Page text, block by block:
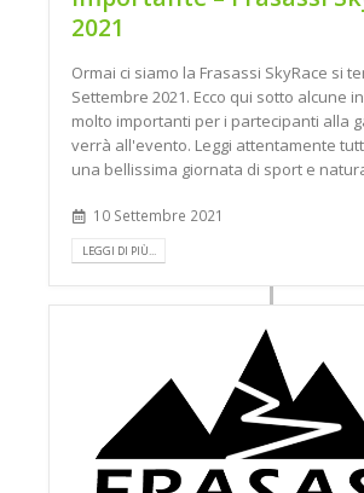
2021
Ormai ci siamo la Frasassi SkyRace si
Settembre 2021. Ecco qui sotto alcune
molto importanti per i partecipanti alla
verrà all'evento. Leggi attentamente
una bellissima giornata di sport e
10 Settembre 2021
LEGGI DI PIÙ...